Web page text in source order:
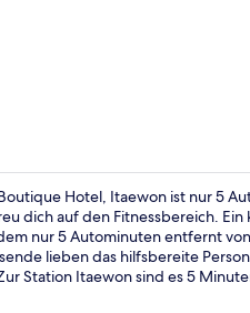
Hotel, Itaewon ist nur 5
dich auf den Fitnessbereich.
nur 5 Autominuten entfernt
lieben das hilfsbereite
Station Itaewon sind es 5